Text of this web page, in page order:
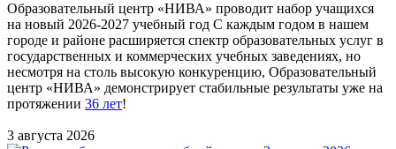
Образовательный центр «НИВА» проводит набор учащихся
на новый 2026-2027 учебный год С каждым годом в нашем
городе и районе расширяется спектр образовательных услуг в
государственных и коммерческих учебных заведениях, но
несмотря на столь высокую конкуренцию, Образовательный
центр «НИВА» демонстрирует стабильные результаты уже на
протяжении 36 лет!
3 августа 2026